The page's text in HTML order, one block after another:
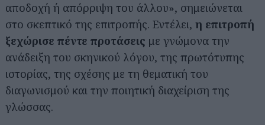
αποδοχή ή απόρριψη του άλλου», σημειώνεται
στο σκεπτικό της επιτροπής. Εντέλει, η επιτροπή
ξεχώρισε πέντε προτάσεις με γνώμονα την
ανάδειξη του σκηνικού λόγου, της πρωτότυπης
ιστορίας, της σχέσης με τη θεματική του
διαγωνισμού και την ποιητική διαχείριση της
γλώσσας.